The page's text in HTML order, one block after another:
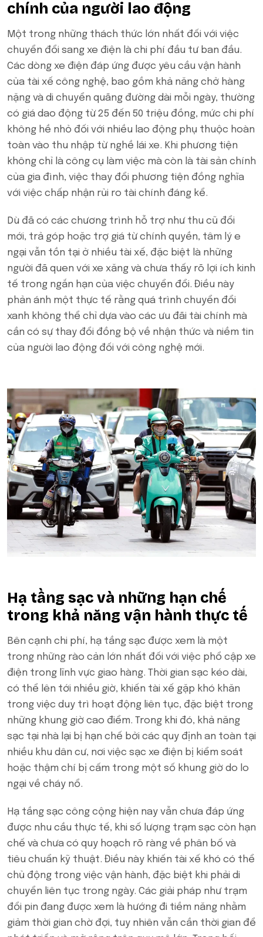
chính của người lao động
Một trong những thách thức lớn nhất đối với việc
chuyển đổi sang xe điện là chi phí đầu tư ban đầu.
Các dòng xe điện đáp ứng được yêu cầu vận hành
của tài xế công nghệ, bao gồm khả năng chở hàng
nặng và di chuyển quãng đường dài mỗi ngày, thường
có giá dao động từ 25 đến 50 triệu đồng, mức chi phí
không hề nhỏ đối với nhiều lao động phụ thuộc hoàn
toàn vào thu nhập từ nghề lái xe. Khi phương tiện
không chỉ là công cụ làm việc mà còn là tài sản chính
của gia đình, việc thay đổi phương tiện đồng nghĩa
với việc chấp nhận rủi ro tài chính đáng kể.
Dù đã có các chương trình hỗ trợ như thu cũ đổi
mới, trả góp hoặc trợ giá từ chính quyền, tâm lý e
ngại vẫn tồn tại ở nhiều tài xế, đặc biệt là những
người đã quen với xe xăng và chưa thấy rõ lợi ích kinh
tế trong ngắn hạn của việc chuyển đổi. Điều này
phản ánh một thực tế rằng quá trình chuyển đổi
xanh không thể chỉ dựa vào các ưu đãi tài chính mà
cần có sự thay đổi đồng bộ về nhận thức và niềm tin
của người lao động đối với công nghệ mới.
Hạ tầng sạc và những hạn chế
trong khả năng vận hành thực tế
Bên cạnh chi phí, hạ tầng sạc được xem là một
trong những rào cản lớn nhất đối với việc phổ cập xe
điện trong lĩnh vực giao hàng. Thời gian sạc kéo dài,
có thể lên tới nhiều giờ, khiến tài xế gặp khó khăn
trong việc duy trì hoạt động liên tục, đặc biệt trong
những khung giờ cao điểm. Trong khi đó, khả năng
sạc tại nhà lại bị hạn chế bởi các quy định an toàn tại
nhiều khu dân cư, nơi việc sạc xe điện bị kiểm soát
hoặc thậm chí bị cấm trong một số khung giờ do lo
ngại về cháy nổ.
Hạ tầng sạc công cộng hiện nay vẫn chưa đáp ứng
được nhu cầu thực tế, khi số lượng trạm sạc còn hạn
chế và chưa có quy hoạch rõ ràng về phân bố và
tiêu chuẩn kỹ thuật. Điều này khiến tài xế khó có thể
chủ động trong việc vận hành, đặc biệt khi phải di
chuyển liên tục trong ngày. Các giải pháp như trạm
đổi pin đang được xem là hướng đi tiềm năng nhằm
giảm thời gian chờ đợi, tuy nhiên vẫn cần thời gian để